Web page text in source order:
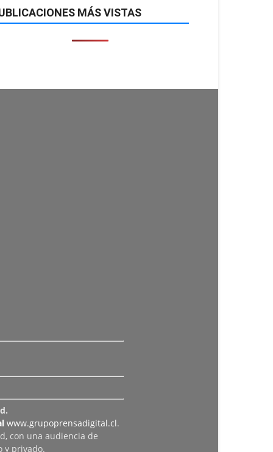
MÁS VISTAS
www.grupoprensadigital.cl.
con una audiencia de
y privado.